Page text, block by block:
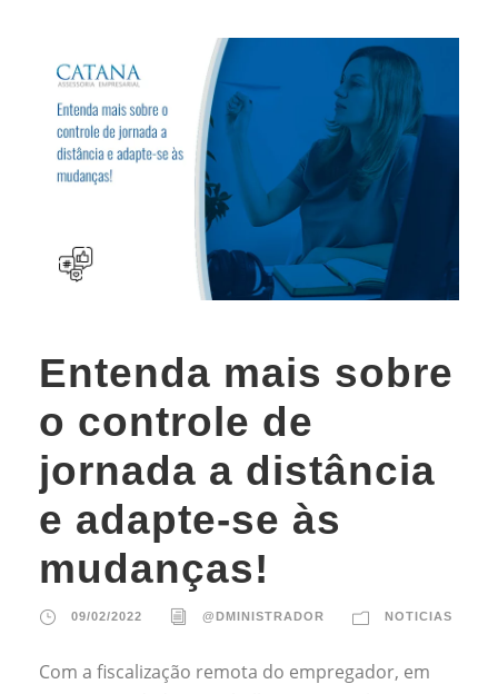
Entenda mais sobre
o controle de
jornada a distância
e adapte-se às
mudanças!
09/02/2022 @DMINISTRADOR NOTICIAS
Com a fiscalização remota do empregador, em